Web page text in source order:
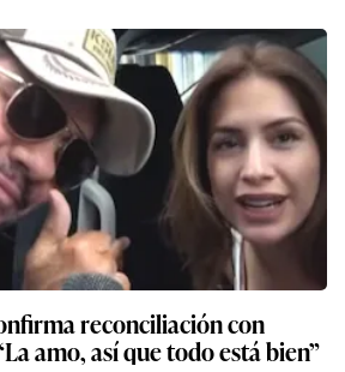
reconciliación con
amo, así que todo está bien”